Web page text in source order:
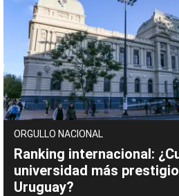
ORGULLO NACIONAL
Ranking internacional:
universidad más
Uruguay?